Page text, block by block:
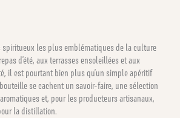
spiritueux les plus emblématiques de la culture
d’été, aux terrasses ensoleillées et aux
il est pourtant bien plus qu’un simple apéritif
se cachent un savoir-faire, une sélection
et, pour les producteurs artisanaux,
la distillation.